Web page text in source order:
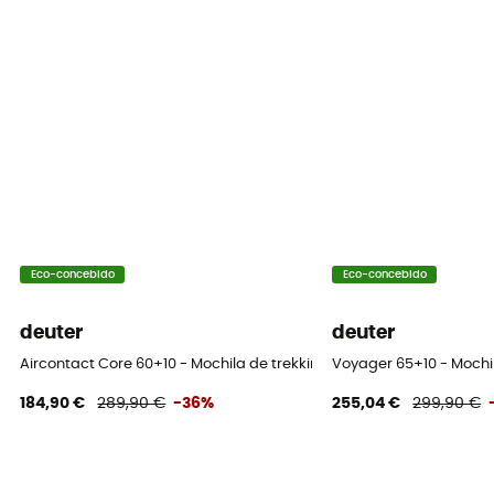
Eco-concebido
deuter
Aircontact Core 60+10 - Mochila de trekking homem
184,90 € 289,90 € -36%
Eco-concebido
deuter
Voyager 65+10 -
255,04 € 299,90 €